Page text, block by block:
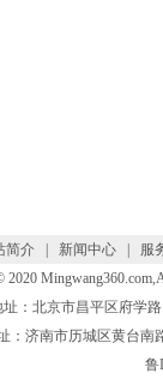
简介 新闻中心
服
2020
：北京市昌平区府学
：济南市历城区黄台南
鲁